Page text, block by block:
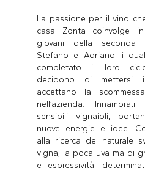
La passione per il vino
casa Zonta coinvolge
giovani della seconda
Stefano e Adriano, i
completato il loro
decidono di mettersi
accettano la
nell’azienda.
sensibili vignaioli,
nuove energie e idee.
alla ricerca del naturale
vigna, la poca uva ma di
e espressività,